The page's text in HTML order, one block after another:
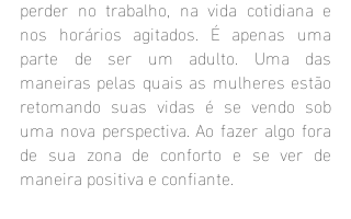
perder no trabalho, na vida cotidiana e
nos horários agitados. É apenas uma
parte de ser um adulto. Uma das
maneiras pelas quais as mulheres estão
retomando suas vidas é se vendo sob
uma nova perspectiva. Ao fazer algo fora
de sua zona de conforto e se ver de
maneira positiva e confiante.